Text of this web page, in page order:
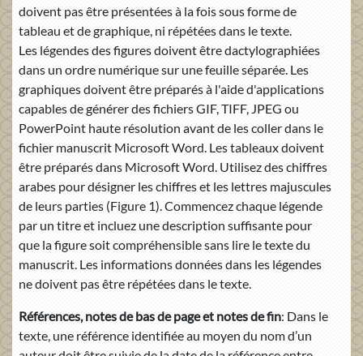
doivent pas être présentées à la fois sous forme de
tableau et de graphique, ni répétées dans le texte.
Les légendes des figures doivent être dactylographiées
dans un ordre numérique sur une feuille séparée. Les
graphiques doivent être préparés à l'aide d'applications
capables de générer des fichiers GIF, TIFF, JPEG ou
PowerPoint haute résolution avant de les coller dans le
fichier manuscrit Microsoft Word. Les tableaux doivent
être préparés dans Microsoft Word. Utilisez des chiffres
arabes pour désigner les chiffres et les lettres majuscules
de leurs parties (Figure 1). Commencez chaque légende
par un titre et incluez une description suffisante pour
que la figure soit compréhensible sans lire le texte du
manuscrit. Les informations données dans les légendes
ne doivent pas être répétées dans le texte.
Références, notes de bas de page et notes de fin: Dans le
texte, une référence identifiée au moyen du nom d’un